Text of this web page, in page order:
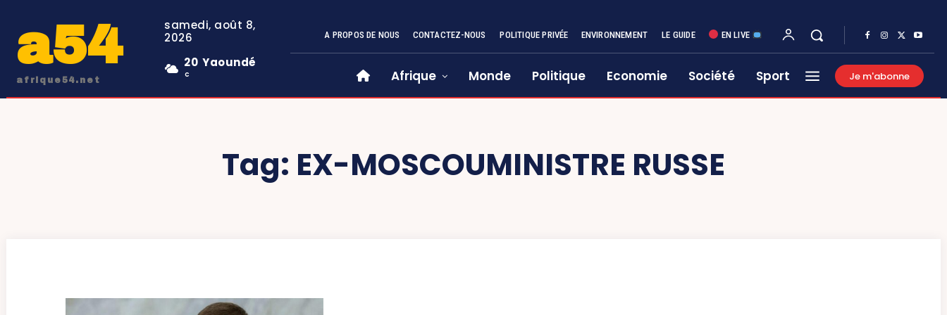
a54
afrique54.net
samedi, août 8,
2026
20
C
Yaoundé
A PROPOS DE NOUS CONTACTEZ-NOUS POLITIQUE PRIVÉE ENVIRONNEMENT LE GUIDE EN LIVE
Afrique Monde Politique Economie Société Sport Je m'abonne
Tag: EX-MOSCOUMINISTRE RUSSE